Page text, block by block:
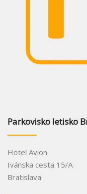
Parkovisko letisko
Hotel Avion
Ivánska cesta 15/A
Bratislava